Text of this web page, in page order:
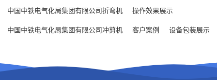
中国中铁电气化局集团有限公司折弯机
操作效果展示
中国中铁电气化局集团有限公司冲剪机
客户案例 设备包装展示